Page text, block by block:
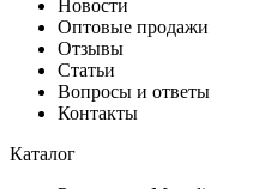
Новости
Оптовые продажи
Отзывы
Статьи
Вопросы и ответы
Контакты
Каталог